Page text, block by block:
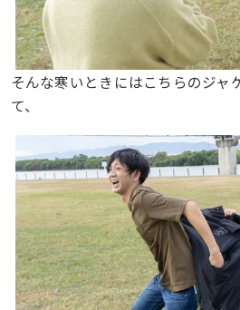
そんな寒いときにはこちらのジャ
て、